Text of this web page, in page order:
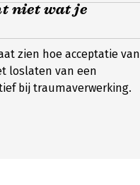
niet wat je
zien hoe acceptatie van
loslaten van een
bij traumaverwerking.